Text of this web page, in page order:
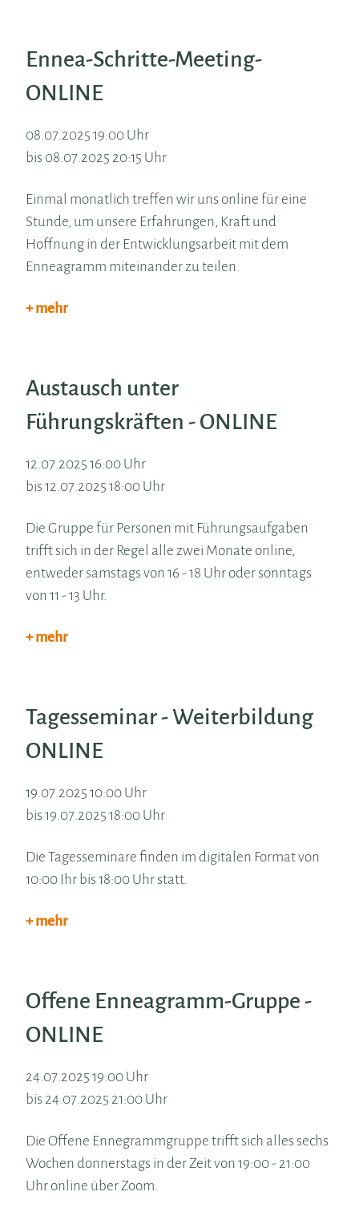
Ennea-Schritte-Meeting-
ONLINE
08.07.2025 19:00 Uhr
bis 08.07.2025 20:15 Uhr
Einmal monatlich treffen wir uns online für eine
Stunde, um unsere Erfahrungen, Kraft und
Hoffnung in der Entwicklungsarbeit mit dem
Enneagramm miteinander zu teilen.
+ mehr
Austausch unter
Führungskräften - ONLINE
12.07.2025 16:00 Uhr
bis 12.07.2025 18:00 Uhr
Die Gruppe für Personen mit Führungsaufgaben
trifft sich in der Regel alle zwei Monate online,
entweder samstags von 16 - 18 Uhr oder sonntags
von 11 - 13 Uhr.
+ mehr
Tagesseminar - Weiterbildung
ONLINE
19.07.2025 10:00 Uhr
bis 19.07.2025 18:00 Uhr
Die Tagesseminare finden im digitalen Format von
10:00 Ihr bis 18:00 Uhr statt.
+ mehr
Offene Enneagramm-Gruppe -
ONLINE
24.07.2025 19:00 Uhr
bis 24.07.2025 21:00 Uhr
Die Offene Ennegrammgruppe trifft sich alles sechs
Wochen donnerstags in der Zeit von 19:00 - 21:00
Uhr online über Zoom.